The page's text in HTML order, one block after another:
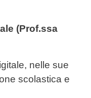
(Prof.ssa
nelle sue
scolastica e